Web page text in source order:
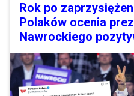
Rok po
Polaków ocenia
Nawrockiego